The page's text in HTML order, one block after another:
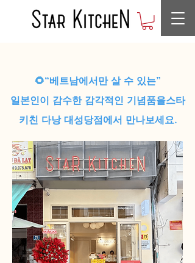
🌻“베트남에서만 살 수 있는”
일본인이 감수한 감각적인 기념품을스타
키친 다낭 대성당점에서 만나보세요.